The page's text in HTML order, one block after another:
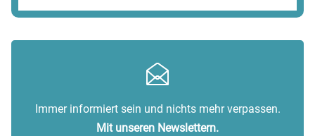
Immer informiert sein und nichts mehr verpassen.
Mit unseren Newslettern.